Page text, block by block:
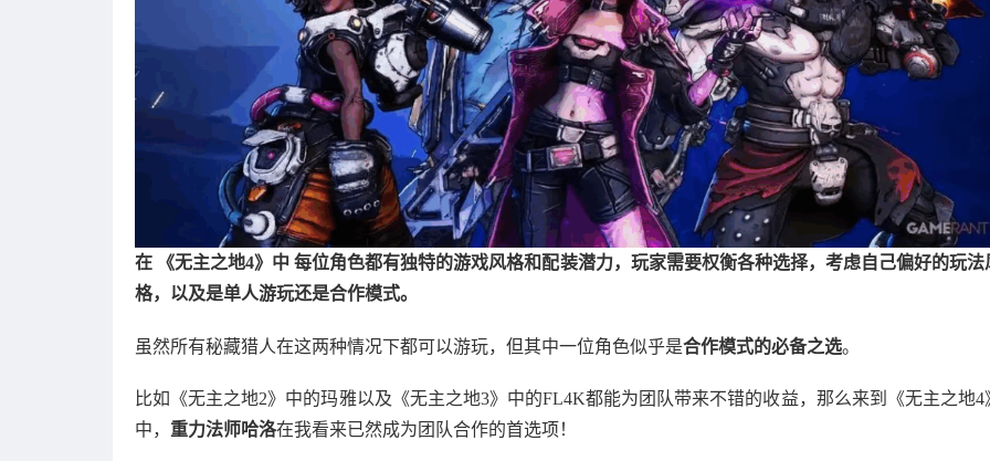
在 《无主之地4》中 每位角色都有独特的游戏风格和配装潜力，玩家需要权衡各种选择，考虑自己偏好的玩法
格，以及是单人游玩还是合作模式。
虽然所有秘藏猎人在这两种情况下都可以游玩，但其中一位角色似乎是合作模式的必备之选。
比如《无主之地2》中的玛雅以及《无主之地3》中的FL4K都能为团队带来不错的收益，那么来到《无主之地4
中， 重力法师哈洛在我看来已然成为团队合作的首选项！